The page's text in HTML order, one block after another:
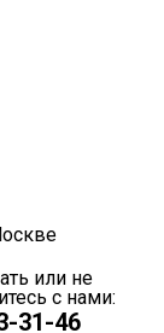
или не
с нами:
31-46